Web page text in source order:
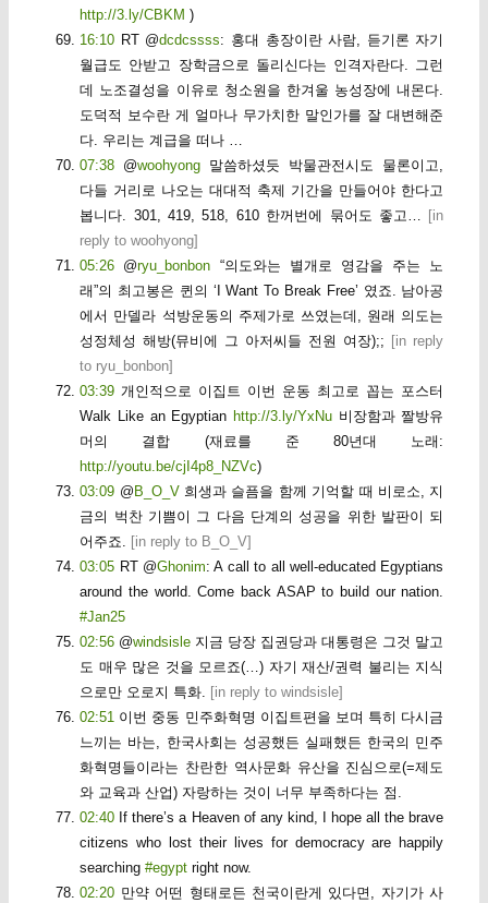
http://3.ly/CBKM )
16:10 RT @dcdcssss: 홍대 총장이란 사람, 듣기론 자기
월급도 안받고 장학금으로 돌리신다는 인격자란다. 그런
데 노조결성을 이유로 청소원을 한겨울 농성장에 내몬다.
도덕적 보수란 게 얼마나 무가치한 말인가를 잘 대변해준
다. 우리는 계급을 떠나 …
07:38 @woohyong 말씀하셨듯 박물관전시도 물론이고,
다들 거리로 나오는 대대적 축제 기간을 만들어야 한다고
봅니다. 301, 419, 518, 610 한꺼번에 묶어도 좋고… [in
reply to woohyong]
05:26 @ryu_bonbon “의도와는 별개로 영감을 주는 노
래”의 최고봉은 퀸의 ‘I Want To Break Free’ 였죠. 남아공
에서 만델라 석방운동의 주제가로 쓰였는데, 원래 의도는
성정체성 해방(뮤비에 그 아저씨들 전원 여장);; [in reply
to ryu_bonbon]
03:39 개인적으로 이집트 이번 운동 최고로 꼽는 포스터
Walk Like an Egyptian http://3.ly/YxNu비장함과 짤방유
머의 결합 (재료를 준 80년대 노래:
http://youtu.be/cjI4p8_NZVc)
03:09 @ B_O_V희생과 슬픔을 함께 기억할 때 비로소, 지
금의 벅찬 기쁨이 그 다음 단계의 성공을 위한 발판이 되
어주죠. [in reply to B_O_V]
03:05 RT @Ghonim: A call to all well-educated Egyptians
around the world. Come back ASAP to build our nation.
#Jan25
02:56 @windsisle 지금 당장 집권당과 대통령은 그것 말고
도 매우 많은 것을 모르죠(…) 자기 재산/권력 불리는 지식
으로만 오로지 특화. [in reply to windsisle]
02:51 이번 중동 민주화혁명 이집트편을 보며 특히 다시금
느끼는 바는, 한국사회는 성공했든 실패했든 한국의 민주
화혁명들이라는 찬란한 역사문화 유산을 진심으로(=제도
와 교육과 산업) 자랑하는 것이 너무 부족하다는 점.
02:40 If there’s a Heaven of any kind, I hope all the brave
citizens who lost their lives for democracy are happily
searching#egypt right now.
02:20 만약 어떤 형태로든 천국이란게 있다면, 자기가 사